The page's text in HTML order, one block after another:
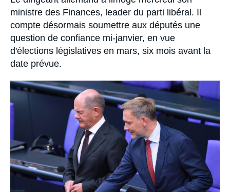
ministre des Finances, leader du parti libéral. Il
compte désormais soumettre aux députés une
question de confiance mi-janvier, en vue
d'élections législatives en mars, six mois avant la
date prévue.
Image
principale
médiatique